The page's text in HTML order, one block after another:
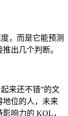
，而是它能预测
出几个判断。
来还不错”的文
地位的人，未来
响力的 KOL，